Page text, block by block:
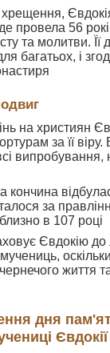
провела 56
та молитви. Її
багатьох, і
на християн
за її
випробування,
кончина
за
в 107 році
Євдокію до
життя
дня
Євдокії